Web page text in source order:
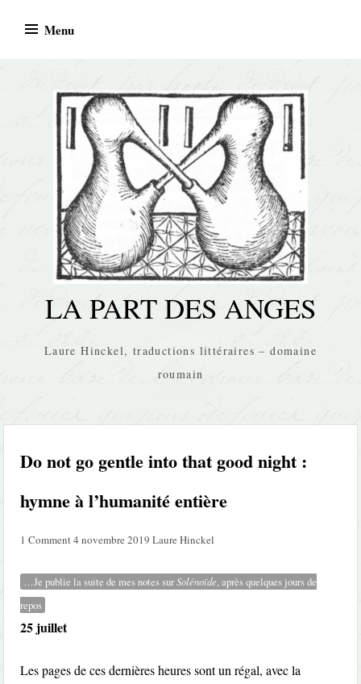
Menu
LA PART DES ANGES
Laure Hinckel, traductions littéraires – domaine
roumain
Do not go gentle into that good night :
hymne à l’humanité entière
1 Comment4 novembre 2019 Laure Hinckel
…Je publie la suite de mes notes surSolénoïde, après quelques jours de
repos
25 juillet
Les pages de ces dernières heures sont un régal, avec la